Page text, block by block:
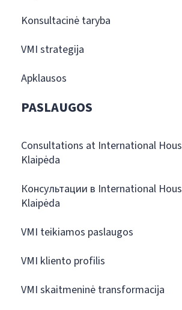
Konsultacinė taryba
VMI strategija
Apklausos
PASLAUGOS
Consultations at International
Klaipėda
Консультации в International
Klaipėda
VMI teikiamos paslaugos
VMI kliento profilis
VMI skaitmeninė transformacija